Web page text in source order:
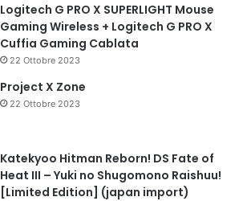
Logitech G PRO X SUPERLIGHT Mouse
Gaming Wireless + Logitech G PRO X
Cuffia Gaming Cablata
22 Ottobre 2023
Project X Zone
22 Ottobre 2023
Katekyoo Hitman Reborn! DS Fate of
Heat III – Yuki no Shugomono Raishuu!
[Limited Edition] (japan import)